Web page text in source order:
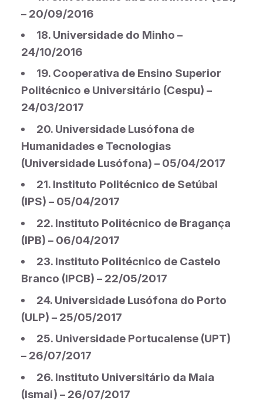
– 20/09/2016
18. Universidade do Minho –
24/10/2016
19. Cooperativa de Ensino Superior
Politécnico e Universitário (Cespu) –
24/03/2017
20. Universidade Lusófona de
Humanidades e Tecnologias
(Universidade Lusófona) – 05/04/2017
21. Instituto Politécnico de Setúbal
(IPS) – 05/04/2017
22. Instituto Politécnico de Bragança
(IPB) – 06/04/2017
23. Instituto Politécnico de Castelo
Branco (IPCB) – 22/05/2017
24. Universidade Lusófona do Porto
(ULP) – 25/05/2017
25. Universidade Portucalense (UPT)
– 26/07/2017
26. Instituto Universitário da Maia
(Ismai) – 26/07/2017